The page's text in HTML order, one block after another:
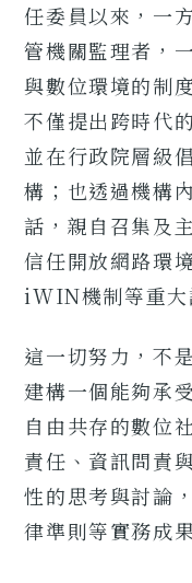
任委員以來，一
管機關監理者，
與數位環境的制
不僅提出跨時代
並在行政院層級
構；也透過機構
話，親自召集及
信任開放網路環
iWIN機制等重大
這一切努力，不
建構一個能夠承
自由共存的數位
責任、資訊問責
性的思考與討論
律準則等實務成